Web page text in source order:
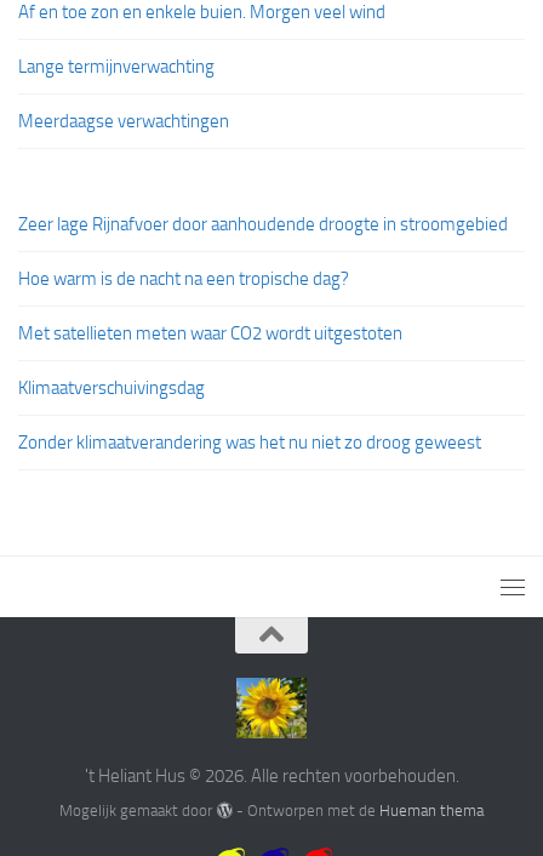
Af en toe zon en enkele buien. Morgen veel wind
Lange termijnverwachting
Meerdaagse verwachtingen
Zeer lage Rijnafvoer door aanhoudende droogte in stroomgebied
Hoe warm is de nacht na een tropische dag?
Met satellieten meten waar CO2 wordt uitgestoten
Klimaatverschuivingsdag
Zonder klimaatverandering was het nu niet zo droog geweest
't Heliant Hus © 2026. Alle rechten voorbehouden.
Mogelijk gemaakt door - Ontworpen met de Hueman thema